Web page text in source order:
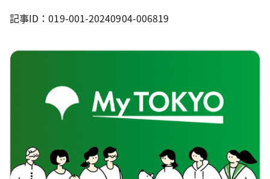
記事ID：019-001-20240904-006819